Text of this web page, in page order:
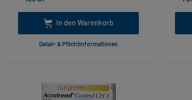
In den Warenkorb
Detail- & Pflichtinformationen